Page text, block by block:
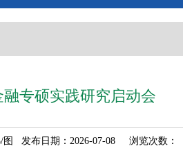
专硕实践研究启动会
发布日期：2026-07-08 浏览次数：